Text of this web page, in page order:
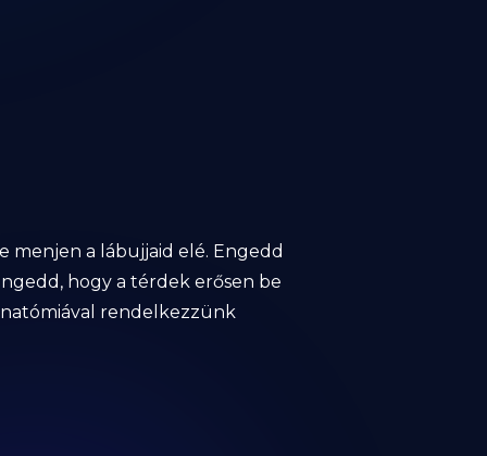
menjen a lábujjaid elé. Engedd
hogy a térdek erősen be
rendelkezzünk